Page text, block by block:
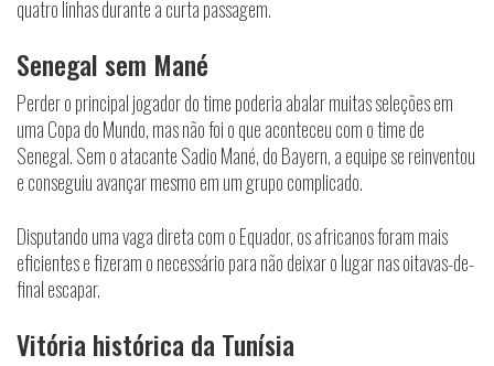
quatro linhas durante a curta passagem.
Senegal sem Mané
Perder o principal jogador do time poderia abalar muitas seleções em
uma Copa do Mundo, mas não foi o que aconteceu com o time de
Senegal. Sem o atacante Sadio Mané, do Bayern, a equipe se reinventou
e conseguiu avançar mesmo em um grupo complicado.
Disputando uma vaga direta com o Equador, os africanos foram mais
eficientes e fizeram o necessário para não deixar o lugar nas oitavas-de-
final escapar.
Vitória histórica da Tunísia